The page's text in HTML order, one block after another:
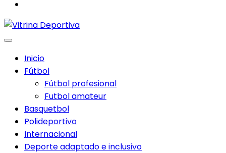
Inicio
Fútbol
Fútbol profesional
Futbol amateur
Basquetbol
Polideportivo
Internacional
Deporte adaptado e inclusivo